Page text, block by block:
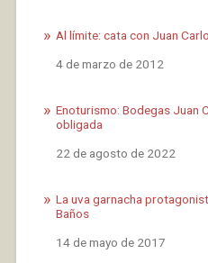
Al límite: cata con Juan
Fecha
4 de marzo de 2012
Enoturismo: Bodegas Juan
obligada
Fecha
22 de agosto de 2022
La uva garnacha
Baños
Fecha
14 de mayo de 2017